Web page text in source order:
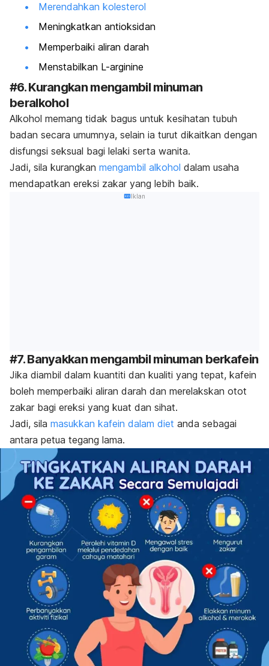
Merendahkan kolesterol
Meningkatkan antioksidan
Memperbaiki aliran darah
Menstabilkan L-arginine
#6. Kurangkan mengambil minuman
beralkohol
Alkohol memang tidak bagus untuk kesihatan tubuh
badan secara umumnya, selain ia turut dikaitkan dengan
disfungsi seksual bagi lelaki serta wanita.
Jadi, sila kurangkan mengambil alkohol dalam usaha
mendapatkan ereksi zakar yang lebih baik.
Iklan
#7. Banyakkan mengambil minuman berkafein
Jika diambil dalam kuantiti dan kualiti yang tepat, kafein
boleh memperbaiki aliran darah dan merelakskan otot
zakar bagi ereksi yang kuat dan sihat.
Jadi, sila masukkan kafein dalam diet anda sebagai
antara petua tegang lama.